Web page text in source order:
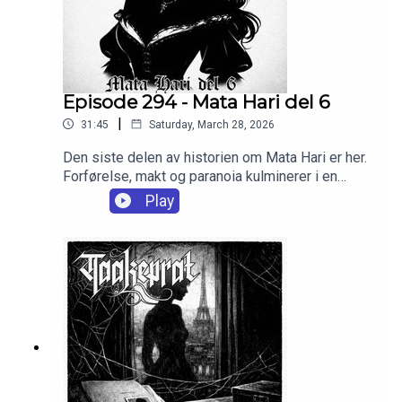
Episode 294 - Mata Hari del 6
31:45 | Saturday, March 28, 2026
Den siste delen av historien om Mata Hari er her.
Forførelse, makt og paranoia kulminerer i en
rettssak der sannhet og løgn glir over i hverandre,
og hvor utfallet kanskje var bestemt lenge før hun
som brant intenst — og ble slukket brutalt.
Play